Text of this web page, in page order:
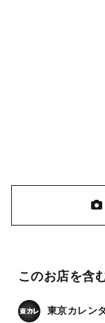
このお店を含
東京カレン